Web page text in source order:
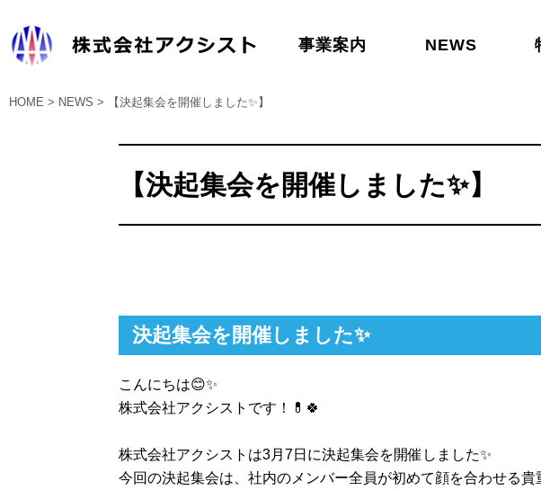
事業案内
薬局
インターネット販売
NEWS
HOME > NEWS > 【決起集会を開催しました✨】
【決起集会を開催しました✨】
決起集会を開催しました✨
こんにちは😊✨
株式会社アクシストです！💊🍀
株式会社アクシストは3月7日に決起集会を開催しました✨
今回の決起集会は、社内のメンバー全員が初めて顔を合わせる貴